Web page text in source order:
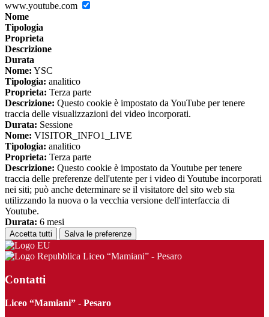
www.youtube.com
Nome
Tipologia
Proprieta
Descrizione
Durata
Nome: YSC
Tipologia: analitico
Proprieta: Terza parte
Descrizione: Questo cookie è impostato da YouTube per tenere
traccia delle visualizzazioni dei video incorporati.
Durata: Sessione
Nome: VISITOR_INFO1_LIVE
Tipologia: analitico
Proprieta: Terza parte
Descrizione: Questo cookie è impostato da Youtube per tenere
traccia delle preferenze dell'utente per i video di Youtube incorporati
nei siti; può anche determinare se il visitatore del sito web sta
utilizzando la nuova o la vecchia versione dell'interfaccia di
Youtube.
Durata: 6 mesi
Accetta tutti Salva le preferenze
Liceo “Mamiani” - Pesaro
Contatti
Liceo “Mamiani” - Pesaro